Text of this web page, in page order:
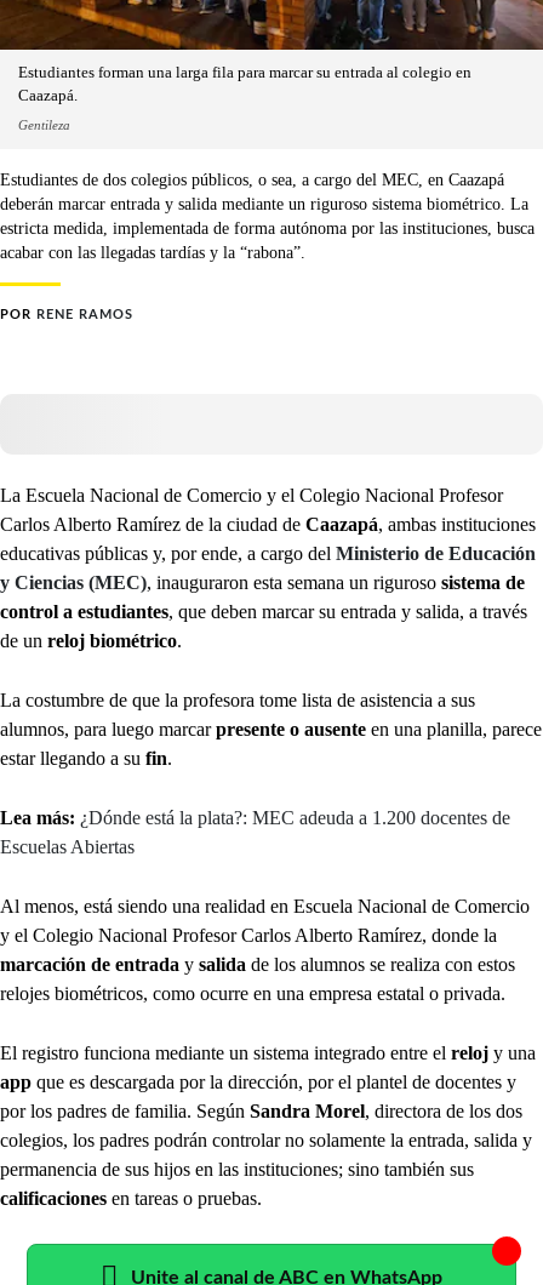
Estudiantes forman una larga fila para marcar su entrada al colegio en
Caazapá.
Gentileza
Estudiantes de dos colegios públicos, o sea, a cargo del MEC, en Caazapá
deberán marcar entrada y salida mediante un riguroso sistema biométrico. La
estricta medida, implementada de forma autónoma por las instituciones, busca
acabar con las llegadas tardías y la “rabona”.
POR RENE RAMOS
La Escuela Nacional de Comercio y el Colegio Nacional Profesor
Carlos Alberto Ramírez de la ciudad de Caazapá, ambas instituciones
educativas públicas y, por ende, a cargo del Ministerio de Educación
y Ciencias (MEC), inauguraron esta semana un riguroso sistema de
control a estudiantes, que deben marcar su entrada y salida, a través
de un reloj biométrico.
La costumbre de que la profesora tome lista de asistencia a sus
alumnos, para luego marcarpresente o ausente en una planilla, parece
estar llegando a su fin.
Lea más: ¿Dónde está la plata?: MEC adeuda a 1.200 docentes de
Escuelas Abiertas
Al menos, está siendo una realidad en Escuela Nacional de Comercio
y el Colegio Nacional Profesor Carlos Alberto Ramírez, donde la
marcación de entrada y salida de los alumnos se realiza con estos
relojes biométricos, como ocurre en una empresa estatal o privada.
El registro funciona mediante un sistema integrado entre el reloj y una
app que es descargada por la dirección, por el plantel de docentes y
por los padres de familia. Según Sandra Morel, directora de los dos
colegios, los padres podrán controlar no solamente la entrada, salida y
permanencia de sus hijos en las instituciones; sino también sus
calificaciones en tareas o pruebas.
Unite al canal de ABC en WhatsApp